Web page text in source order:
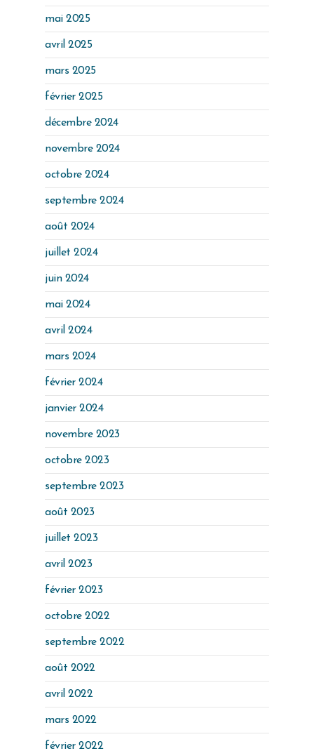
mai 2025
avril 2025
mars 2025
février 2025
décembre 2024
novembre 2024
octobre 2024
septembre 2024
août 2024
juillet 2024
juin 2024
mai 2024
avril 2024
mars 2024
février 2024
janvier 2024
novembre 2023
octobre 2023
septembre 2023
août 2023
juillet 2023
avril 2023
février 2023
octobre 2022
septembre 2022
août 2022
avril 2022
mars 2022
février 2022